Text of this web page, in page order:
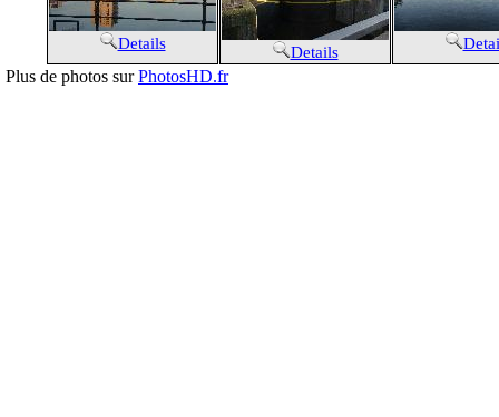
Details Details
Plus de photos surPhotosHD.fr